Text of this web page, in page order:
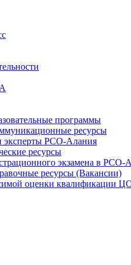
программы
ресурсы
эксперты РСО-Алания
ресурсы
экзамена в РСО-
ресурсы (Вакансии)
оценки квалификации